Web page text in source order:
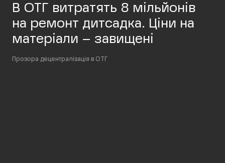
В ОТГ витратять 8 мільйонів
на ремонт дитсадка. Ціни на
матеріали – завищені
Прозора децентралізація в ОТГ